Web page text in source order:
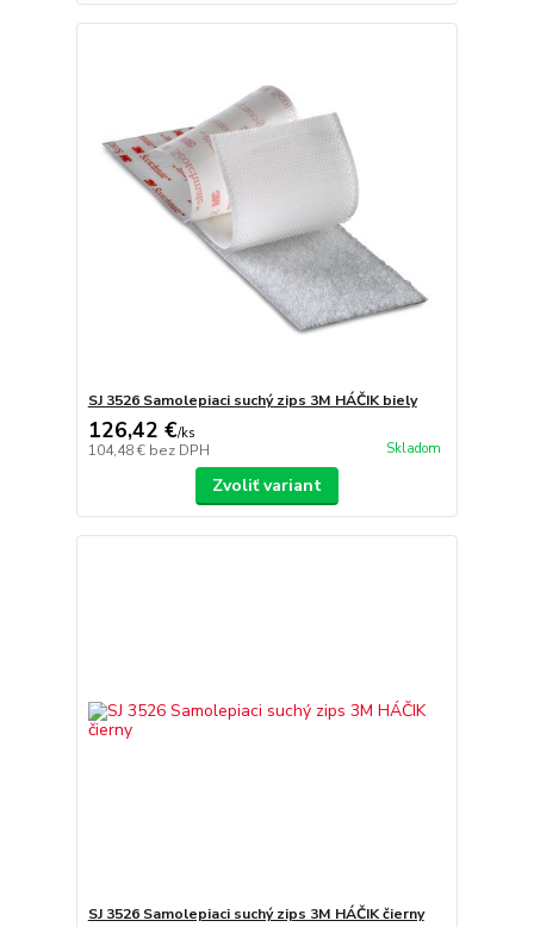
SJ 3526 Samolepiaci suchý zips 3M HÁČIK biely
126,42 €/ks
104,48 € bez DPH Skladom
Zvoliť variant
SJ 3526 Samolepiaci suchý zips 3M HÁČIK čierny